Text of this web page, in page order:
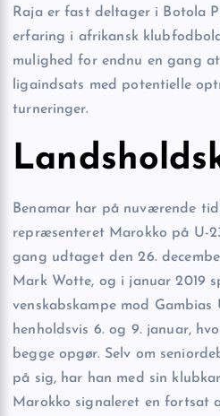
Raja er fast deltager i Botola
erfaring i afrikansk
mulighed for endnu en gang
ligaindsats med potentielle
turneringer.
Benamar har på nuværende
repræsenteret Marokko på U-
gang udtaget den 26.
Mark Wotte, og i januar 2019
venskabskampe mod Gambias
henholdsvis 6. og 9. januar,
begge opgør. Selv om
på sig, har han med sin
Marokko signaleret en fortsat